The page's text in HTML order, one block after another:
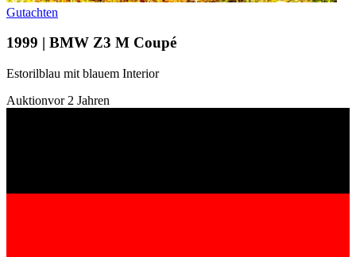
Gutachten
1999 | BMW Z3 M Coupé
Estorilblau mit blauem Interior
Auktionvor 2 Jahren